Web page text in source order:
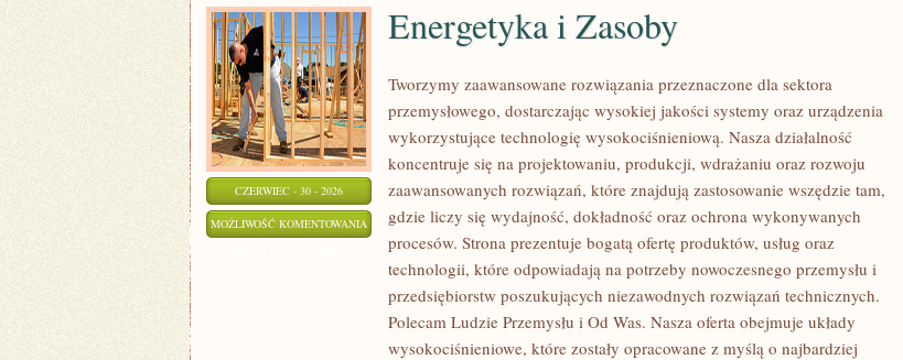
CZERWIEC - 30 - 2026
MOŻLIWOŚĆ KOMENTOWANIA ENERGETYKA
ZASOBY
Energetyka i Zasoby
Tworzymy zaawansowane rozwiązania przeznaczone dla sektora
przemysłowego, dostarczając wysokiej jakości systemy oraz urządzenia
wykorzystujące technologię wysokociśnieniową. Nasza działalność
koncentruje się na projektowaniu, produkcji, wdrażaniu oraz rozwoju
zaawansowanych rozwiązań, które znajdują zastosowanie wszędzie tam,
gdzie liczy się wydajność, dokładność oraz ochrona wykonywanych
procesów. Strona prezentuje bogatą ofertę produktów, usług oraz
technologii, które odpowiadają na potrzeby nowoczesnego przemysłu i
przedsiębiorstw poszukujących niezawodnych rozwiązań technicznych.
Polecam Ludzie Przemysłu i Od Was. Nasza oferta obejmuje układy
wysokociśnieniowe, które zostały opracowane z myślą o najbardziej